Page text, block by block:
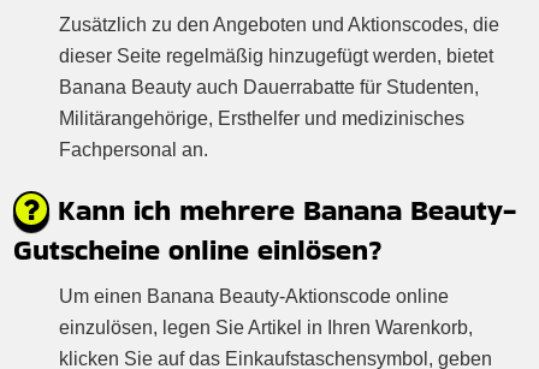
Zusätzlich zu den Angeboten und Aktionscodes, die
dieser Seite regelmäßig hinzugefügt werden, bietet
Banana Beauty auch Dauerrabatte für Studenten,
Militärangehörige, Ersthelfer und medizinisches
Fachpersonal an.
Kann ich mehrere Banana Beauty-
Gutscheine online einlösen?
Um einen Banana Beauty-Aktionscode online
einzulösen, legen Sie Artikel in Ihren Warenkorb,
klicken Sie auf das Einkaufstaschensymbol, geben